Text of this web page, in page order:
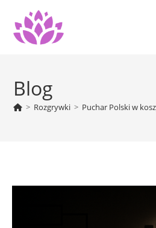
content
Blog
> Rozgrywki > Puchar Polski w